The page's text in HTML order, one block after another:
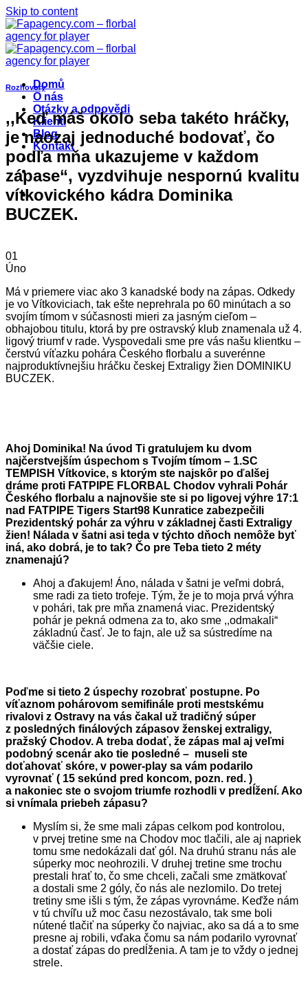
Skip to content
Domů
O nás
Otázky a odpovědi
Klienti
Blog
Kontakt
Rozhovory
,,Keď máš okolo seba takéto hráčky,
je naozaj jednoduché bodovať, čo
podľa mňa ukazujeme v každom
zápase“, vyzdvihuje nespornú kvalitu
vítkovického kádra Dominika
BUCZEK.
01
Úno
Má v priemere viac ako 3 kanadské body na zápas. Odkedy
je vo Vítkoviciach, tak ešte neprehrala po 60 minútach a so
svojím tímom v súčasnosti mieri za jasným cieľom –
obhajobou titulu, ktorá by pre ostravský klub znamenala už 4.
ligový triumf v rade. Vyspovedali sme pre vás našu klientku –
čerstvú víťazku pohára Českého florbalu a suverénne
najproduktívnejšiu hráčku českej Extraligy žien DOMINIKU
BUCZEK.
Ahoj Dominika! Na úvod Ti gratulujem ku dvom
najčerstvejším úspechom s Tvojím tímom – 1.SC
TEMPISH Vítkovice, s ktorým ste najskôr po ďalšej
dráme proti FATPIPE FLORBAL Chodov vyhrali Pohár
Českého florbalu a najnovšie ste si po ligovej výhre 17:1
nad FATPIPE Tigers Start98 Kunratice zabezpečili
Prezidentský pohár za výhru v základnej časti Extraligy
žien! Nálada v šatni asi teda v týchto dňoch nemôže byť
iná, ako dobrá, je to tak? Čo pre Teba tieto 2 méty
znamenajú?
Ahoj a ďakujem! Áno, nálada v šatni je veľmi dobrá,
sme radi za tieto trofeje. Tým, že je to moja prvá výhra
v pohári, tak pre mňa znamená viac. Prezidentský
pohár je pekná odmena za to, ako sme ,,odmakali“
základnú časť. Je to fajn, ale už sa sústredíme na
väčšie ciele.
Poďme si tieto 2 úspechy rozobrať postupne. Po
víťaznom pohárovom semifinále proti mestskému
rivalovi z Ostravy na vás čakal už tradičný súper
z posledných finálových zápasov ženskej extraligy,
pražský Chodov. A treba dodať, že zápas mal aj veľmi
podobný scenár ako tie posledné – museli ste
doťahovať skóre, v power-play sa vám podarilo
vyrovnať ( 15 sekúnd pred koncom, pozn. red. )
a nakoniec ste o svojom triumfe rozhodli v predĺžení. Ako
si vnímala priebeh zápasu?
Myslím si, že sme mali zápas celkom pod kontrolou,
v prvej tretine sme na Chodov moc tlačili, ale aj napriek
tomu sme nedokázali dať gól. Na druhú stranu nás ale
súperky moc neohrozili. V druhej tretine sme trochu
prestali hrať to, čo sme chceli, začali sme zmätkovať
a dostali sme 2 góly, čo nás ale nezlomilo. Do tretej
tretiny sme išli s tým, že zápas vyrovnáme. Keďže nám
v tú chvíľu už moc času nezostávalo, tak sme boli
nútené tlačiť na súperky čo najviac, ako sa dá a to sme
presne aj robili, vďaka čomu sa nám podarilo vyrovnať
a dostať zápas do predĺženia. A tam je to vždy o jednej
strele.